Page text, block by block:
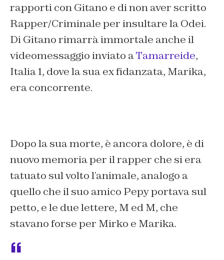
rapporti con Gitano e di non aver scritto
Rapper/Criminale per insultare la Odei.
Di Gitano rimarrà immortale anche il
videomessaggio inviato aTamarreide,
Italia 1, dove la sua ex fidanzata, Marika,
era concorrente.
Dopo la sua morte, è ancora dolore, è di
nuovo memoria per il rapper che si era
tatuato sul volto l’animale, analogo a
quello che il suo amico Pepy portava sul
petto, e le due lettere, M ed M, che
stavano forse per Mirko e Marika.